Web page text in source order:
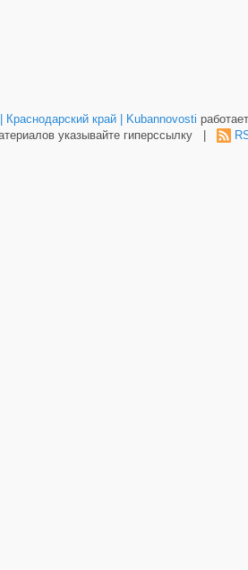
Краснодарский край | Kubannovosti
указывайте гиперссылку |